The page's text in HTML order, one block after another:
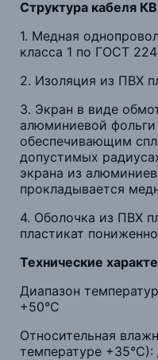
Структура кабеля
1. Медная
класса 1 по ГОСТ
2. Изоляция из ПВХ
3. Экран в виде
алюминиевой
обеспечивающим
допустимых
экрана из
прокладывается
4. Оболочка из ПВХ
пластикат
Технические
Диапазон
+50°С
Относительная
температуре +35°С):